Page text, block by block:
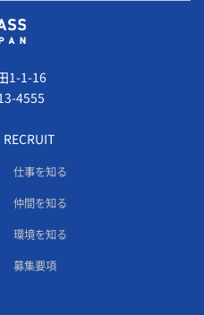
1-1-16
4555
RECRUIT
仕事を知る
仲間を知る
環境を知る
募集要項